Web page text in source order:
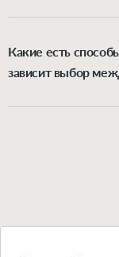
делится между
имуществе. А вот
регистрации
Какие есть
зависит выбор
суд. Выбор